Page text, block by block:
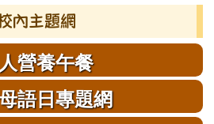
內主題網
營養午餐
語日專題網